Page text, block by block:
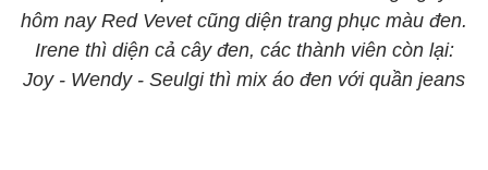
hôm nay Red Vevet cũng diện trang phục màu đen.
Irene thì diện cả cây đen, các thành viên còn lại:
Joy - Wendy - Seulgi thì mix áo đen với quần jeans